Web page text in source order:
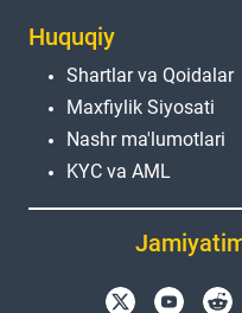
Huquqiy
Shartlar va Qoidalar
Maxfiylik Siyosati
Nashr ma'lumotlari
KYC va AML